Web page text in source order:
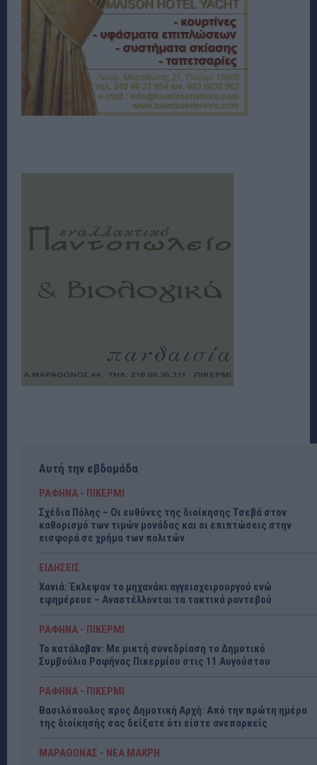
Αυτή την εβδομάδα
ΡΑΦΗΝΑ - ΠΙΚΕΡΜΙ
Σχέδια Πόλης – Οι ευθύνες της διοίκησης Τσεβά στον
καθορισμό των τιμών μονάδας και οι επιπτώσεις στην
εισφορά σε χρήμα των πολιτών
ΕΙΔΗΣΕΙΣ
Χανιά: Έκλεψαν το μηχανάκι αγγειοχειρουργού ενώ
εφημέρευε – Αναστέλλονται τα τακτικά ραντεβού
ΡΑΦΗΝΑ - ΠΙΚΕΡΜΙ
Το κατάλαβαν: Με μικτή συνεδρίαση το Δημοτικό
Συμβούλιο Ραφήνας Πικερμίου στις 11 Αυγούστου
ΡΑΦΗΝΑ - ΠΙΚΕΡΜΙ
Βασιλόπουλος προς Δημοτική Αρχή: Από την πρώτη ημέρα
της διοίκησής σας δείξατε ότι είστε ανεπαρκείς
ΜΑΡΑΘΩΝΑΣ - ΝΕΑ ΜΑΚΡΗ